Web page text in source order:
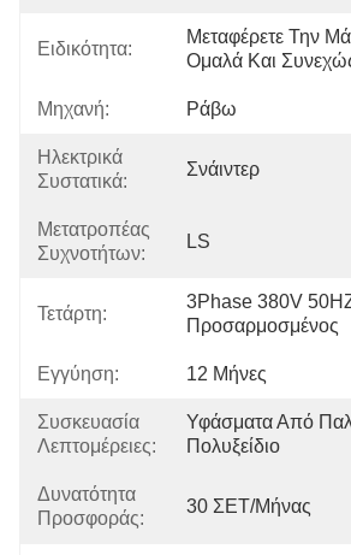
Ειδικότητα:
Μεταφέρετε Την
Ομαλά Και
Μηχανή: Ράβω
Ηλεκτρικά
Συστατικά:
Σνάιντερ
Μετατροπέας
Συχνοτήτων:
LS
Τετάρτη:
3Phase 380V
Προσαρμοσμένος
Εγγύηση: 12 Μήνες
Συσκευασία
Λεπτομέρειες:
Υφάσματα Από
Πολυξείδιο
Δυνατότητα
Προσφοράς:
30 ΣΕΤ/Μήνας